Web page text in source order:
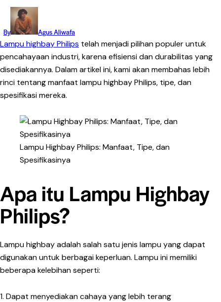
By Agus Aliwafa
Lampu highbay Philips telah menjadi pilihan populer untuk
pencahayaan industri, karena efisiensi dan durabilitas yang
disediakannya. Dalam artikel ini, kami akan membahas lebih
rinci tentang manfaat lampu highbay Philips, tipe, dan
spesifikasi mereka.
Lampu Highbay Philips: Manfaat, Tipe, dan
Spesifikasinya
Apa itu Lampu Highbay
Philips?
Lampu highbay adalah salah satu jenis lampu yang dapat
digunakan untuk berbagai keperluan. Lampu ini memiliki
beberapa kelebihan seperti:
1. Dapat menyediakan cahaya yang lebih terang